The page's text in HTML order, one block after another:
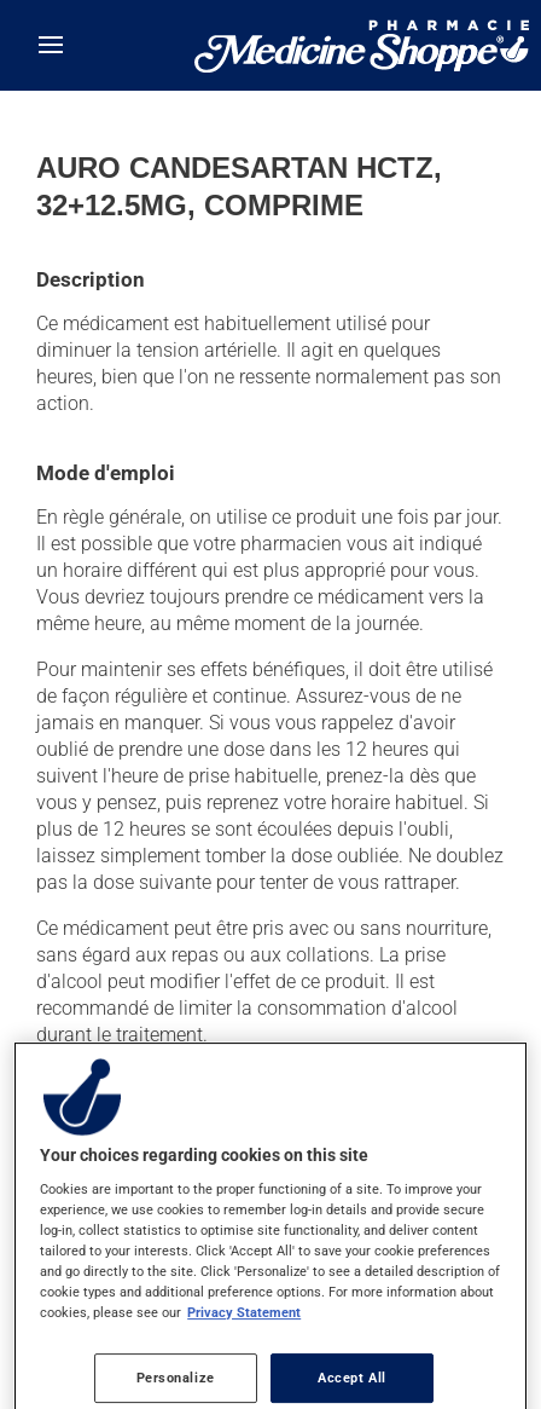
AURO CANDESARTAN HCTZ,
32+12.5MG, COMPRIME
Description
Ce médicament est habituellement utilisé pour
diminuer la tension artérielle. Il agit en quelques
heures, bien que l'on ne ressente normalement pas son
action.
Mode d'emploi
En règle générale, on utilise ce produit une fois par jour.
Il est possible que votre pharmacien vous ait indiqué
un horaire différent qui est plus approprié pour vous.
Vous devriez toujours prendre ce médicament vers la
même heure, au même moment de la journée.
Pour maintenir ses effets bénéfiques, il doit être utilisé
de façon régulière et continue. Assurez-vous de ne
jamais en manquer. Si vous vous rappelez d'avoir
oublié de prendre une dose dans les 12 heures qui
suivent l'heure de prise habituelle, prenez-la dès que
vous y pensez, puis reprenez votre horaire habituel. Si
plus de 12 heures se sont écoulées depuis l'oubli,
laissez simplement tomber la dose oubliée. Ne doublez
pas la dose suivante pour tenter de vous rattraper.
Ce médicament peut être pris avec ou sans nourriture,
sans égard aux repas ou aux collations. La prise
d'alcool peut modifier l'effet de ce produit. Il est
recommandé de limiter la consommation d'alcool
durant le traitement.
Effets indésirables
En plus de ses effets recherchés, ce produit peut à
secondaires), notamment :
il peut causer des maux de tête;
il peut causer de la diarrhée;
il peut causer des étourdissements - levez-vous
volant;
il peut causer une fatigue inhabituelle;
Your choices regarding cookies on this site
Cookies are important to the proper functioning of a site. To improve your
experience, we use cookies to remember log-in details and provide secure
log-in, collect statistics to optimise site functionality, and deliver content
tailored to your interests. Click 'Accept All' to save your cookie preferences
and go directly to the site. Click 'Personalize' to see a detailed description of
cookie types and additional preference options. For more information about
cookies, please see our Privacy Statement
Personalize Accept All